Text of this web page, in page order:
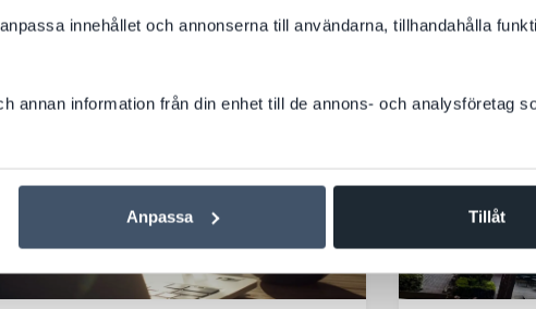
innehållet och annonserna till användarna, tillhandahålla
annan information från din enhet till de annons- och analysföretag
Anpassa Tillåt